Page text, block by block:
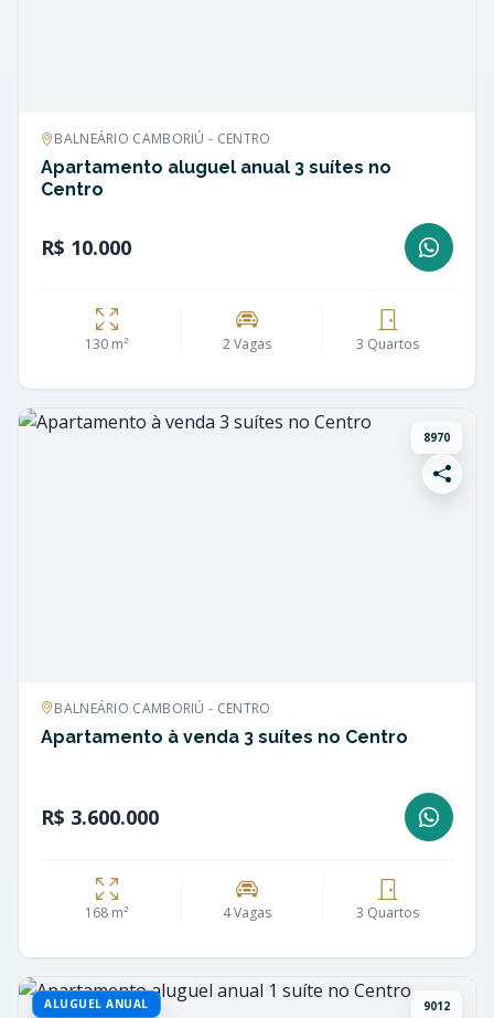
BALNEÁRIO CAMBORIÚ - CENTRO
Apartamento aluguel anual 3 suítes no
Centro
R$ 10.000
130 m² 2 Vagas 3 Quartos
8970
BALNEÁRIO CAMBORIÚ - CENTRO
Apartamento à venda 3 suítes no Centro
R$ 3.600.000
168 m² 4 Vagas 3 Quartos
ALUGUEL ANUAL 9012